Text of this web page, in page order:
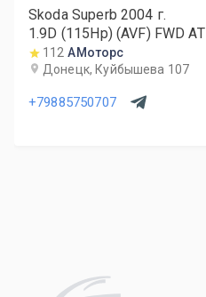
Skoda Superb 2004 г.
1.9D (115Hp) (AVF) FWD AT
112 АМоторс
Донецк, Куйбышева 107
+79885750707